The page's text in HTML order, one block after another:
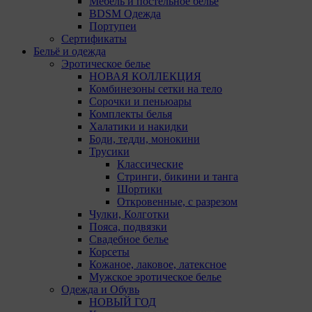
BDSM Одежда
Портупеи
Сертификаты
Бельё и одежда
Эротическое белье
НОВАЯ КОЛЛЕКЦИЯ
Комбинезоны сетки на тело
Сорочки и пеньюары
Комплекты белья
Халатики и накидки
Боди, тедди, монокини
Трусики
Классические
Стринги, бикини и танга
Шортики
Откровенные, с разрезом
Чулки, Колготки
Пояса, подвязки
Свадебное белье
Корсеты
Кожаное, лаковое, латексное
Мужское эротическое белье
Одежда и Обувь
НОВЫЙ ГОД
5. Целями обработки файлов cookie являются:
5.1. Обеспечение удобства пользователей сайтов;
5.2. Повышение качества функционирования
сайтов, в том числе корректность их работы;
5.3. Сбор аналитической информации в
обобщенном виде для оценки и дальнейшего
улучшения работы сайтов;
5.4. Создание и предоставление
персонализированной рекламы пользователю.
6. Общество не использует файлы cookie для
идентификации субъектов персональных данных.
7. На сайтах используются как файлы cookie первой
стороны (устанавливаемые сайтами, которые
посещает пользователь), так и сторонние файлы
cookie (задаются сервером, расположенным вне
домена наших сайтов).
8. Общество обрабатывает обезличенные данные
пользователей сайта (включая файлы «cookie»),
собираемые с помощью сервисов Интернет-